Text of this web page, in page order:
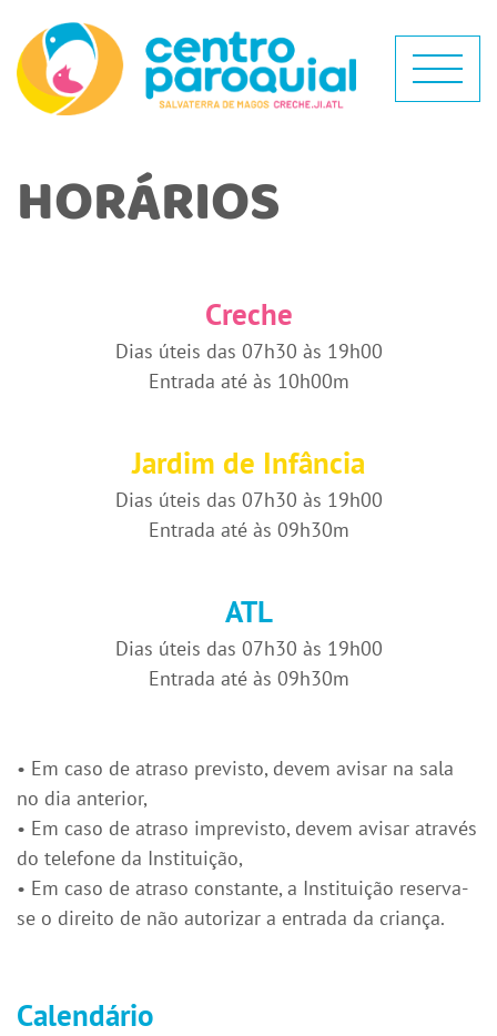
HORÁRIOS
Creche
Dias úteis das 07h30 às 19h00
Entrada até às 10h00m
Jardim de Infância
Dias úteis das 07h30 às 19h00
Entrada até às 09h30m
ATL
Dias úteis das 07h30 às 19h00
Entrada até às 09h30m
• Em caso de atraso previsto, devem avisar na sala
no dia anterior,
• Em caso de atraso imprevisto, devem avisar através
do telefone da Instituição,
• Em caso de atraso constante, a Instituição reserva-
se o direito de não autorizar a entrada da criança.
Calendário